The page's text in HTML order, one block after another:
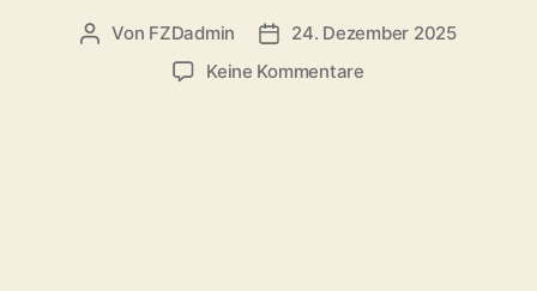
Beitragsautor
Von FZDadmin Veröffentlichungsdatum
24. Dezember 2025
Keine Kommentarezu